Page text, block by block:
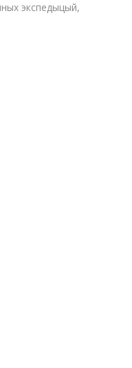
экспедыцый,